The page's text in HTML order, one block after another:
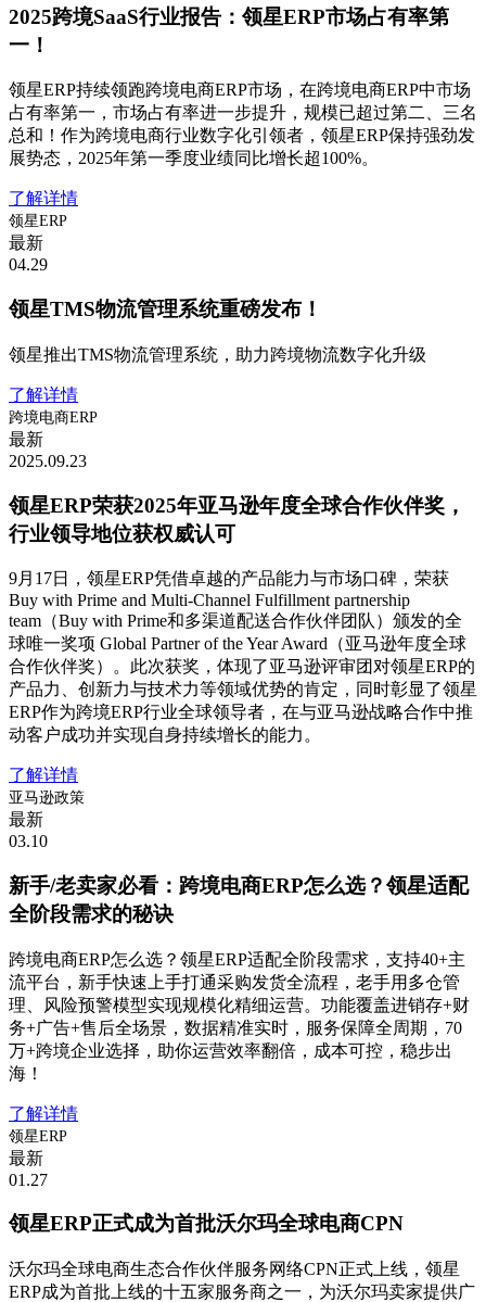
2025跨境SaaS行业报告：领星ERP市场占有率第
一！
领星ERP持续领跑跨境电商ERP市场，在跨境电商ERP中市场
占有率第一，市场占有率进一步提升，规模已超过第二、三名
总和！作为跨境电商行业数字化引领者，领星ERP保持强劲发
展势态，2025年第一季度业绩同比增长超100%。
了解详情
领星ERP
最新
04.29
领星TMS物流管理系统重磅发布！
领星推出TMS物流管理系统，助力跨境物流数字化升级
了解详情
跨境电商ERP
最新
2025.09.23
领星ERP荣获2025年亚马逊年度全球合作伙伴奖，
行业领导地位获权威认可
9月17日，领星ERP凭借卓越的产品能力与市场口碑，荣获
Buy with Prime and Multi-Channel Fulfillment partnership
team（Buy with Prime和多渠道配送合作伙伴团队）颁发的全
球唯一奖项 Global Partner of the Year Award（亚马逊年度全球
合作伙伴奖）。此次获奖，体现了亚马逊评审团对领星ERP的
产品力、创新力与技术力等领域优势的肯定，同时彰显了领星
ERP作为跨境ERP行业全球领导者，在与亚马逊战略合作中推
动客户成功并实现自身持续增长的能力。
了解详情
亚马逊政策
最新
03.10
新手/老卖家必看：跨境电商ERP怎么选？领星适配
全阶段需求的秘诀
跨境电商ERP怎么选？领星ERP适配全阶段需求，支持40+主
流平台，新手快速上手打通采购发货全流程，老手用多仓管
理、风险预警模型实现规模化精细运营。功能覆盖进销存+财
务+广告+售后全场景，数据精准实时，服务保障全周期，70
万+跨境企业选择，助你运营效率翻倍，成本可控，稳步出
海！
了解详情
领星ERP
最新
01.27
领星ERP正式成为首批沃尔玛全球电商CPN
沃尔玛全球电商生态合作伙伴服务网络CPN正式上线，领星
ERP成为首批上线的十五家服务商之一，为沃尔玛卖家提供广